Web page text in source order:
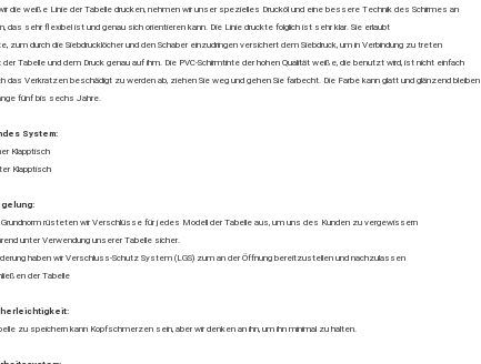
die weiße Linie der Tabelle drucken, nehmen wir unser spezielles Drucköl und eine bessere Technik des Schirmes an
das sehr flexibel ist und genau sich orientieren kann. Die Linie druckte folglich ist sehr klar. Sie erlaubt
zum durch die Siebdrucklöcher und den Schaber einzudringen versichert dem Siebdruck, um in Verbindung zu treten
der Tabelle und dem Druck genau auf ihm. Die PVC-Schirmtinte der hohen Qualität weiße, die benutzt wird, ist nicht einfach
das Verkratzen beschädigt zu werden ab, ziehen Sie weg und gehen Sie farbecht. Die Farbe kann glatt und glänzend bleiben
fünf bis sechs Jahre.
System:
Klapptisch
Klapptisch
Grundnorm rüsteten wir Verschlüsse für jedes Modell der Tabelle aus, um uns des Kunden zu vergewissern
unter Verwendung unserer Tabelle sicher.
haben wir Verschluss-Schutz System (LGS) zum an der Öffnung bereitzustellen und nachzulassen
der Tabelle
zu speichern kann Kopfschmerzen sein, aber wir denken an ihn, um ihn minimal zu halten.